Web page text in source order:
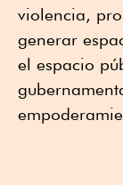
violencia,
generar
el espacio